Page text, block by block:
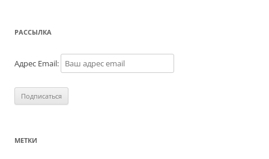
РАССЫЛКА
Адрес Email:
МЕТКИ